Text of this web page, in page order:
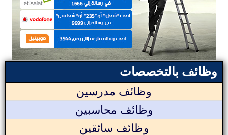
وظائف بالتخصصات
وظائف مدرسين
وظائف محاسبين
وظائف سائقين